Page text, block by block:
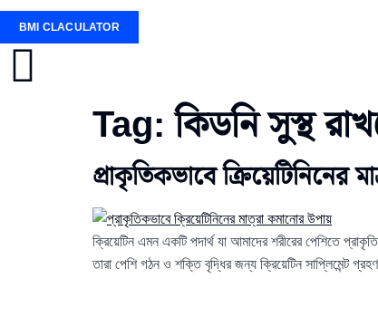
BMI CLACULATOR
Tag:কিডনি সুস্থ
প্রাকৃতিকভাবে ক্রিয়েটিনিনের
ক্রিয়েটিন এমন একটি পদার্থ যা আমাদের শরীরের পেশিতে
তারা পেশি গঠন ও শক্তি বৃদ্ধির জন্য ক্রিয়েটিন সাপ্লিমেন্ট